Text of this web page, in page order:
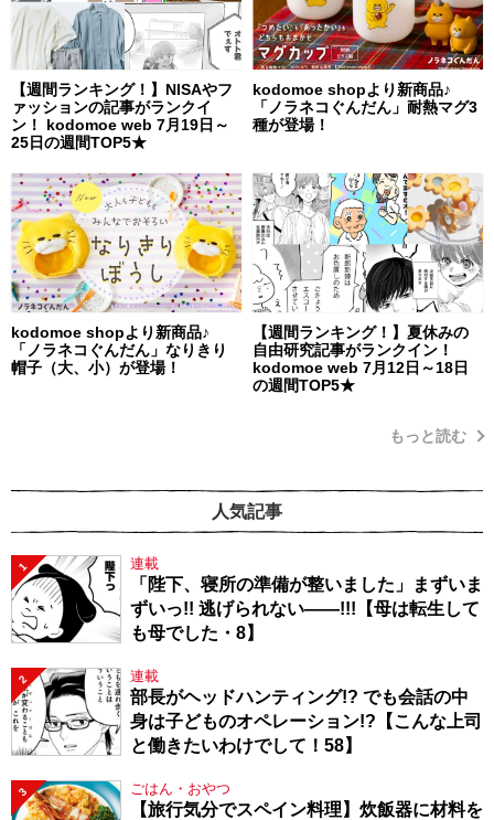
【週間ランキング！】NISAやフ
ァッションの記事がランクイ
ン！ kodomoe web 7月19日～
25日の週間TOP5★
kodomoe shopより新商品♪
「ノラネコぐんだん」耐熱マグ3
種が登場！
kodomoe shopより新商品♪
「ノラネコぐんだん」なりきり
帽子（大、小）が登場！
【週間ランキング！】夏休みの
自由研究記事がランクイン！
kodomoe web 7月12日～18日
の週間TOP5★
もっと読む
人気記事
1 連載
「陛下、寝所の準備が整いました」まずいま
ずいっ!! 逃げられない――!!!【母は転生して
も母でした・8】
2 連載
部長がヘッドハンティング!? でも会話の中
身は子どものオペレーション!?【こんな上司
と働きたいわけでして！58】
3 ごはん・おやつ
【旅行気分でスペイン料理】炊飯器に材料を